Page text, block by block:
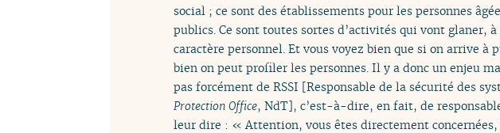
social ; ce sont des établissements pour les personnes
publics. Ce sont toutes sortes d’activités qui vont glaner,
caractère personnel. Et vous voyez bien que si on arrive à
bien on peut profiler les personnes. Il y a donc un enjeu
pas forcément de RSSI [Responsable de la sécurité des
Protection Office, NdT], c’est-à-dire, en fait, de
leur dire : « Attention, vous êtes directement concernées,